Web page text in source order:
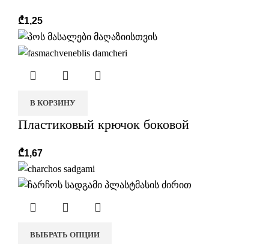
₾1,25
В КОРЗИНУ
Пластиковый крючок боковой
₾1,67
ВЫБРАТЬ ОПЦИИ